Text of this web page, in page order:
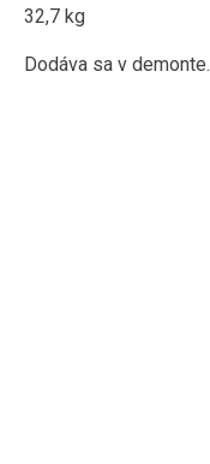
32,7 kg
Dodáva sa v demonte.